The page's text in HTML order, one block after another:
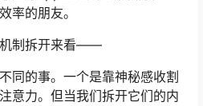
率的朋友。
机制拆开来看——
同的事。一个是靠神秘感收割
意力。但当我们拆开它们的内